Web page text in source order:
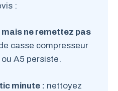
:
mais ne remettez pas
casse compresseur
A5 persiste.
minute : nettoyez